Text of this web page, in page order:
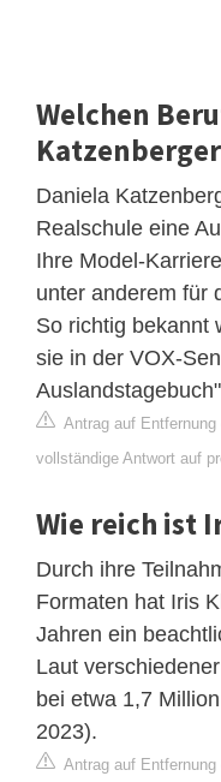
Welchen
Daniela
Realschule eine
Ihre Model-
unter anderem für
So richtig bekannt
sie in der VOX-
Antrag auf Entfernung
vollständige Antwort auf
Wie reich ist
Durch ihre
Formaten hat Iris
Jahren ein
Laut
bei etwa 1,7
2023).
Antrag auf Entfernung